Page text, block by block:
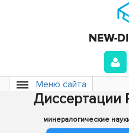
Меню сайта
Диссертации
минералогические